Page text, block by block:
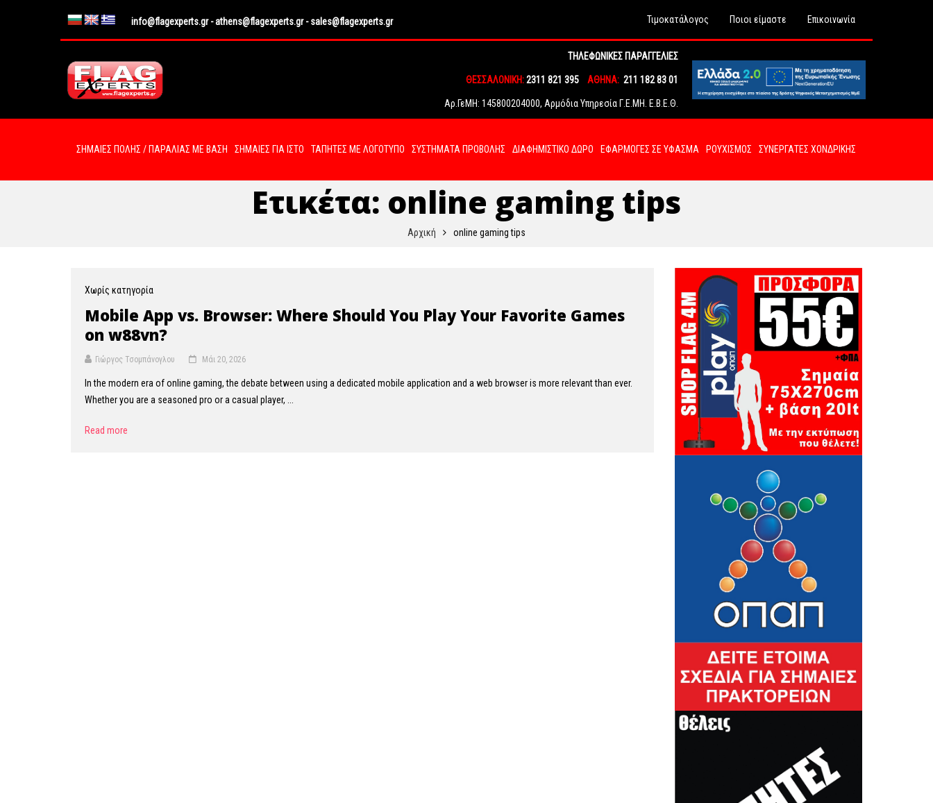
info@flagexperts.gr-athens@flagexperts.gr-sales@flagexperts.gr Τιμοκατάλογος Ποιοι είμαστε Επικοινωνία
ΤΗΛΕΦΩΝΙΚΕΣ ΠΑΡΑΓΓΕΛΙΕΣ
ΘΕΣΣΑΛΟΝΙΚΗ:2311 821 395 ΑΘΗΝΑ: 211 182 83 01
Αρ.ΓεΜΗ: 145800204000, Αρμόδια Υπηρεσία Γ.Ε.ΜΗ. Ε.Β.Ε.Θ.
ΣΗΜΑΙΕΣ ΠΟΛΗΣ / ΠΑΡΑΛΙΑΣ ΜΕ ΒΑΣΗ ΣΗΜΑΙΕΣ ΓΙΑ ΙΣΤΟ ΤΑΠΗΤΕΣ ΜΕ ΛΟΓΟΤΥΠΟ ΣΥΣΤΗΜΑΤΑ ΠΡΟΒΟΛΗΣ ΔΙΑΦΗΜΙΣΤΙΚΟ ΔΩΡΟ ΕΦΑΡΜΟΓΕΣ ΣΕ ΥΦΑΣΜΑ ΡΟΥΧΙΣΜΟΣ ΣΥΝΕΡΓΑΤΕΣ ΧΟΝΔΡΙΚΗΣ
Ετικέτα: online gaming tips
Αρχική online gaming tips
Χωρίς κατηγορία
Mobile App vs. Browser: Where Should You Play Your Favorite Games
on w88vn?
Γιώργος Τσομπάνογλου Μάι 20, 2026
In the modern era of online gaming, the debate between using a dedicated mobile application and a web browser is more relevant than ever.
Whether you are a seasoned pro or a casual player, ...
Read more